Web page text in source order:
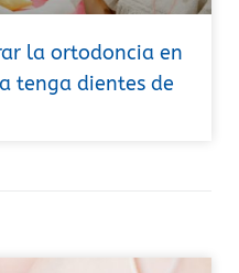
la ortodoncia en
tenga dientes de